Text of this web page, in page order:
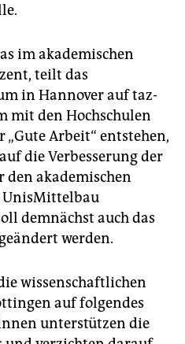
im akademischen
teilt das
in Hannover auf taz-
mit den Hochschulen
Arbeit“ entstehen,
die Verbesserung der
akademischen
UnisMittelbau
demnächst auch das
werden.
wissenschaftlichen
auf folgendes
unterstützen die